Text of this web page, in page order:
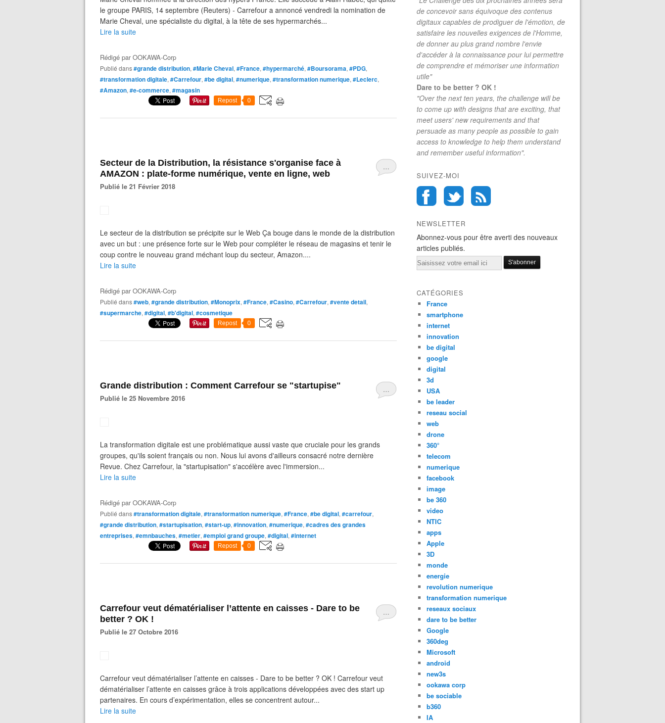
le groupe PARIS, 14 septembre (Reuters) - Carrefour a annoncé vendredi la nomination de
Marie Cheval, une spécialiste du digital, à la tête de ses hypermarchés...
Lire la suite
Rédigé parOOKAWA-Corp
Publié dans#grande distribution, #Marie Cheval, #France, #hypermarché, #Boursorama, #PDG,
#transformation digitale, #Carrefour, #be digital, #numerique, #transformation numerique, #Leclerc,
#Amazon, #e-commerce, #magasin
Repost 0
…
Secteur de la Distribution, la résistance s'organise face à
AMAZON : plate-forme numérique, vente en ligne, web
Publié le 21 Février 2018
Le secteur de la distribution se précipite sur le Web Ça bouge dans le monde de la distribution
avec un but : une présence forte sur le Web pour compléter le réseau de magasins et tenir le
coup contre le nouveau grand méchant loup du secteur, Amazon....
Lire la suite
Rédigé parOOKAWA-Corp
Publié dans#web, #grande distribution, #Monoprix, #France, #Casino, #Carrefour, #vente detail,
#supermarche, #digital, #b'digital, #cosmetique
Repost 0
…
Grande distribution : Comment Carrefour se "startupise"
Publié le 25 Novembre 2016
La transformation digitale est une problématique aussi vaste que cruciale pour les grands
groupes, qu'ils soient français ou non. Nous lui avons d'ailleurs consacré notre dernière
Revue. Chez Carrefour, la "startupisation" s'accélère avec l'immersion...
Lire la suite
Rédigé parOOKAWA-Corp
Publié dans#transformation digitale, #transformation numerique, #France, #be digital, #carrefour,
#grande distribution, #startupisation, #start-up, #innovation, #numerique, #cadres des grandes
entreprises, #emnbauches, #metier, #emploi grand groupe, #digital, #internet
Repost 0
…
Carrefour veut dématérialiser l’attente en caisses - Dare to be
better ? OK !
Publié le 27 Octobre 2016
Carrefour veut dématérialiser l’attente en caisses - Dare to be better ? OK ! Carrefour veut
dématérialiser l’attente en caisses grâce à trois applications développées avec des start up
partenaires. En cours d’expérimentation, elles se concentrent autour...
Lire la suite
de concevoir sans équivoque des contenus
digitaux capables de prodiguer de l'émotion, de
satisfaire les nouvelles exigences de l'Homme,
de donner au plus grand nombre l'envie
d'accéder à la connaissance pour lui permettre
de comprendre et mémoriser une information
utile"
Dare to be better ? OK !
"Over the next ten years, the challenge will be
to come up with designs that are exciting, that
meet users' new requirements and that
persuade as many people as possible to gain
access to knowledge to help them understand
and remember useful information".
SUIVEZ-MOI
NEWSLETTER
Abonnez-vous pour être averti des nouveaux
articles publiés.
Email
CATÉGORIES
France
smartphone
internet
innovation
be digital
google
digital
3d
USA
be leader
reseau social
web
drone
360°
telecom
numerique
facebook
image
be 360
video
NTIC
apps
Apple
3D
monde
energie
revolution numerique
transformation numerique
reseaux sociaux
dare to be better
Google
360deg
Microsoft
android
new3s
ookawa corp
be sociable
b360
IA